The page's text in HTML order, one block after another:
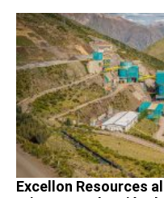
Excellon Resources